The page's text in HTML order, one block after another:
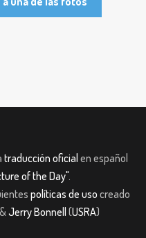
traducción oficial en español
of the Day".
políticas de uso creado
Jerry Bonnell (USRA)